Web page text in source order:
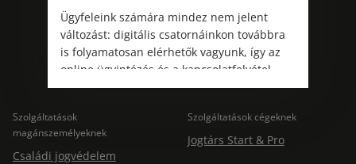
Kövess minket!
Szolgáltatások
magánszemélyeknek
Családi jogvédelem
Szolgáltatások cégeknek
Jogtárs Start & Pro
Ügyfeleink számára mindez nem jelent
változást: digitális csatornáinkon továbbra
is folyamatosan elérhetők vagyunk, így az
online ügyintézés és a kapcsolatfelvétel
változatlanul biztosított.